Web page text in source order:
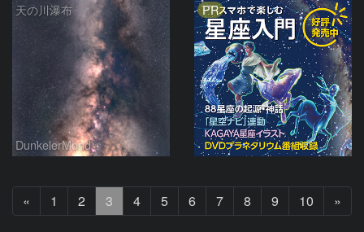
天の川瀑布
DunkelerMond
PR
«
へ
1 2 3 4 5 6 7 8 9 10 »
へ